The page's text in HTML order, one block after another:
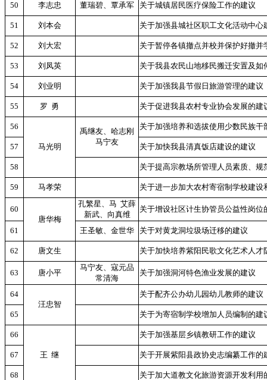
50 李志忠 董瑞碧、覃承军 关于城镇居民医疗保险工作的建议
51 刘本会 关于加强县城社区职工文化活动中心
52 刘大宏 关于暂停各镇撤点并校并保护好撤并
53 刘凤英 关于我县农民山地移民搬迁安置及如
54 刘业明 关于加强我县节假日旅游管理的建议
55 罗 勇 关于促进我县农村专业协会发展的建
56
马光明
禹继友、哈志刚
马宁友
关于加强培养和选拔使用少数民族干
57 关于加快我县清真饭店建设的建议
58 关于提高宗教场所管理人员素质、规
59 马孝荣 关于进一步加大农村寄宿制学校建设
60
唐华梅
孔繁星、马 艾薛
新武、向真维
关于增设社区计生协管员公益性岗位
61 王圣敏、金世华 关于对黄龙洞垃圾场迁移的建议
62 唐文生 关于加快培养紫阳民歌文化艺术人才
63 唐小平
马宁友、寇元品
常清海
关于加强洞河特色渔业发展的建议
64
汪忠智
关于配齐公办幼儿园幼儿教师的建议
65 关于为寄宿制学校增加人员编制的建
66
王 继
关于加强基层乡镇教研工作的建议
67 关于开展紫阳县政协史志编纂工作的
68 关于加大道教文化旅游资源开发利用